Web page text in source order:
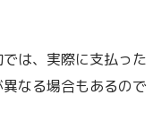
は、実際に支払った
なる場合もあるので